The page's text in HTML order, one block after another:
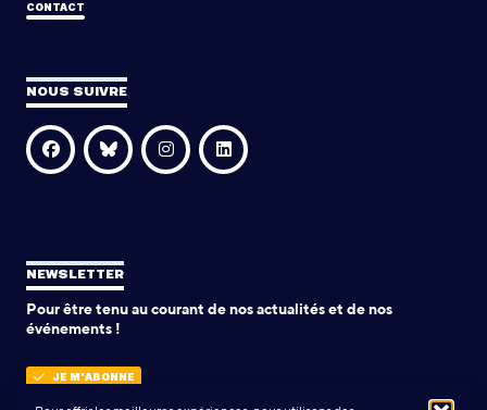
CONTACT
NOUS SUIVRE
NEWSLETTER
Pour être tenu au courant de nos actualités et de nos
événements !
JE M'ABONNE